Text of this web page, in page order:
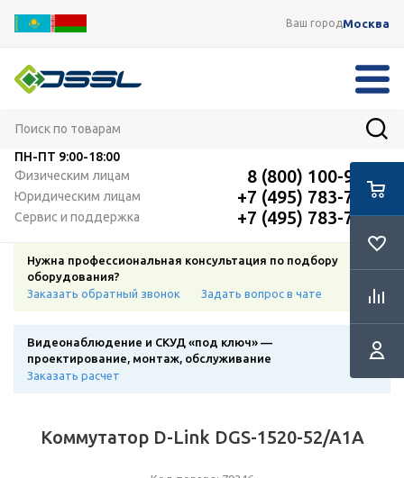
Ваш городМосква
ПН-ПТ 9:00-18:00
Физическим лицам
8 (800) 100-91-12
Юридическим лицам +7 (495) 783-72-87
Сервис и поддержка +7 (495) 783-72-87
Нужна профессиональная консультация по подбору
оборудования?
Заказать обратный звонок
Задать вопрос в чате
Видеонаблюдение и СКУД «под ключ» —
проектирование, монтаж, обслуживание
Заказать расчет
Коммутатор D-Link DGS-1520-52/A1A